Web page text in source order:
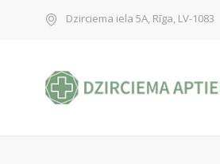
Dzirciema iela 5A, Rīga, LV-1083